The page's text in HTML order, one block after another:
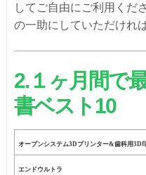
してご自由にご利用くだ
の一助にしていただけれ
2.１ヶ月間で
書ベスト10
オープンシステム3Dプリンター&歯科用3D
エンドウルトラ